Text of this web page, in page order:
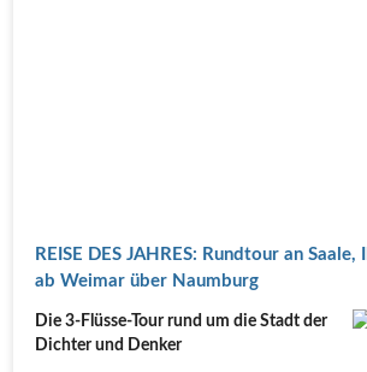
REISE DES JAHRES: Rundtour an
ab Weimar über Naumburg
Die 3-Flüsse-Tour rund um die Stadt der
Dichter und Denker